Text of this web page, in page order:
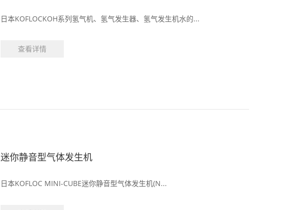
日本KOFLOCKOH系列氢气机、氢气发生器、氢气发生机水的...
查看详情
迷你静音型气体发生机
日本KOFLOC MINI-CUBE迷你静音型气体发生机(N...